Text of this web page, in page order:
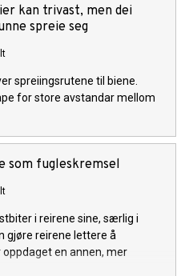
kan trivast, men dei
spreie seg
spreiingsrutene til biene.
for store avstandar mellom
som fugleskremsel
i reirene sine, særlig i
gjøre reirene lettere å
en annen, mer